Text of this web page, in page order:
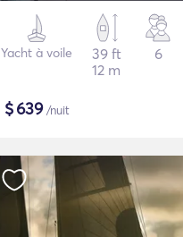
Yacht à voile
39 ft
12 m
6
$639/nuit